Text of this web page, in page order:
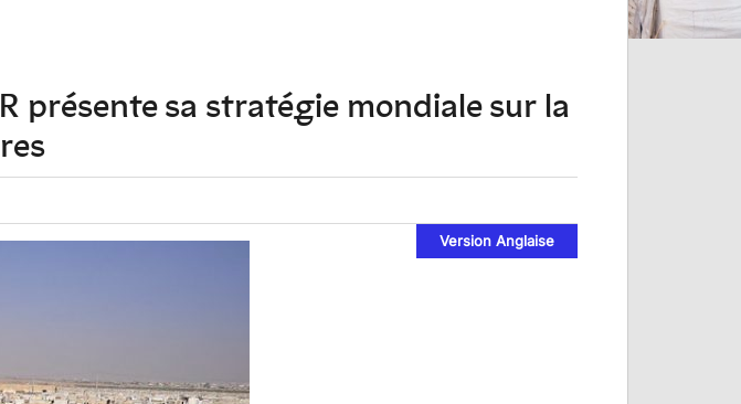
présente sa stratégie mondiale sur la
Version Anglaise